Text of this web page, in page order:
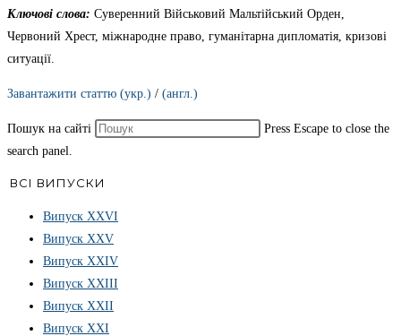
Ключові слова: Суверенний Військовий Мальтійський Орден,
Червоний Хрест, міжнародне право, гуманітарна дипломатія, кризові
ситуації.
Завантажити статтю (укр.) / (англ.)
Пошук на сайті
Press Escape to close the
search panel.
ВСІ ВИПУСКИ
Випуск ХХVІ
Випуск XXV
Випуск XXIV
Випуск XXIII
Випуск XXII
Випуск XXI